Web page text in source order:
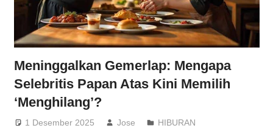
Meninggalkan Gemerlap: Mengapa
Selebritis Papan Atas Kini Memilih
‘Menghilang’?
1 Desember 2025 Jose HIBURAN